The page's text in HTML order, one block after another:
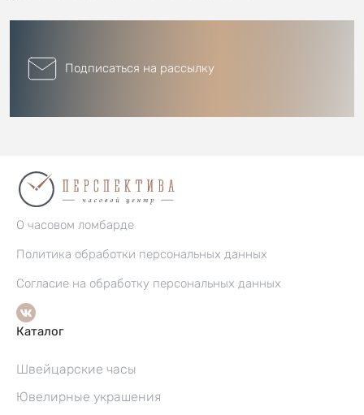
Подписаться на рассылку
О часовом ломбарде
Политика обработки персональных данных
Согласие на обработку персональных данных
Каталог
Швейцарские часы
Ювелирные украшения